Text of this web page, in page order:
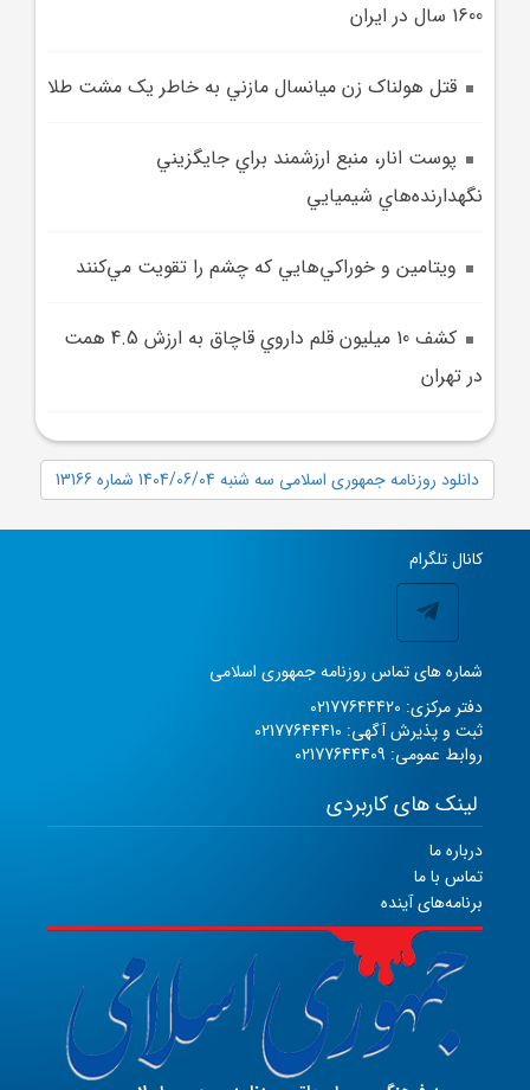
1600 سال در ايران
قتل هولناک زن ميانسال مازني به خاطر يک مشت طلا
پوست انار، منبع ارزشمند براي جايگزيني
نگهدارنده‌هاي شيميايي
ويتامين و خوراکي‌هايي که چشم را تقويت مي‌کنند
کشف 10 ميليون قلم داروي قاچاق به ارزش 4.5 همت
در تهران
دانلود روزنامه جمهوری اسلامی سه شنبه 1404/06/04 شماره 13166
کانال تلگرام
شماره های تماس روزنامه جمهوری اسلامی
دفتر مرکزی: 02177644420
ثبت و پذیرش آگهی: 02177644410
روابط عمومی: 02177644409
لینک های کاربردی
درباره ما
تماس با ما
برنامه‌های آینده